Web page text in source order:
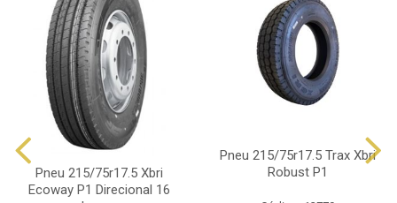
Pneu 215/75r17.5 Xbri
Ecoway P1 Direcional 16
Pneu 215/75r17.5 Trax Xbri
Robust P1